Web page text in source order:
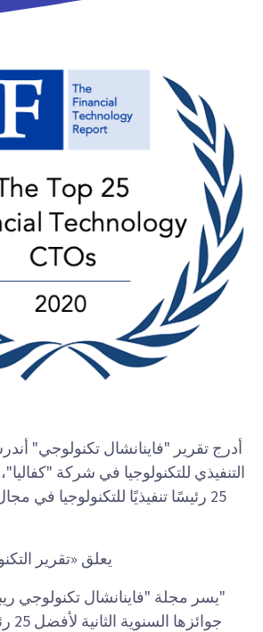
أدرج تقرير "فاينانشال تكنولوجي"
التنفيذي للتكنولوجيا في شركة
25 رئيسًا تنفيذيًا للتكنولوجيا في
يعلق «تقرير
"يسر مجلة "فاينانشال تكنولوجي